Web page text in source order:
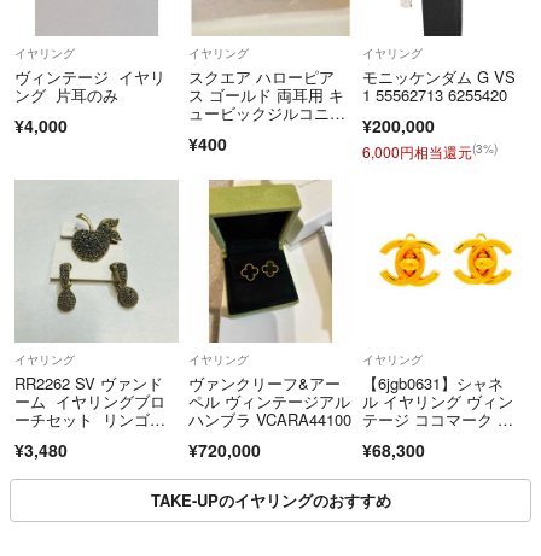
イヤリング
ヴィンテージ イヤリ
ング 片耳のみ
¥4,000
イヤリング
スクエア ハローピア
ス ゴールド 両耳用 キ
ュービックジルコニ
ティー 通勤アクセサリ
¥400
イヤリング
モニッケンダム G VS
1 55562713 6255420
¥200,000
6,000円相当還元(3%)
イヤリング
RR2262 SV ヴァンド
ーム イヤリングブロ
ーチセット リンゴモ
¥3,480
イヤリング
ヴァンクリーフ&アー
ペル ヴィンテージアル
ハンブラ VCARA44100
¥720,000
イヤリング
【6jgb0631】シャネ
ル イヤリング ヴィン
テージ ココマーク タ
キ ゴールド【中古】レ
ディース
¥68,300
TAKE-UPのイヤリングのおすすめ